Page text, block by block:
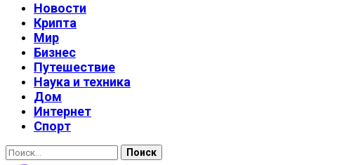
Новости
Крипта
Мир
Бизнес
Путешествие
Наука и техника
Дом
Интернет
Спорт
Найти: